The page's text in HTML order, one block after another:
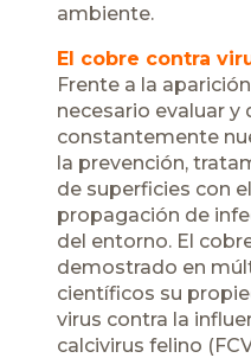
ambiente.
El cobre contra
Frente a la
necesario evaluar y
constantemente
la prevención,
de superficies con
propagación de
del entorno. El
demostrado en
científicos su
virus contra la
calcivirus felino